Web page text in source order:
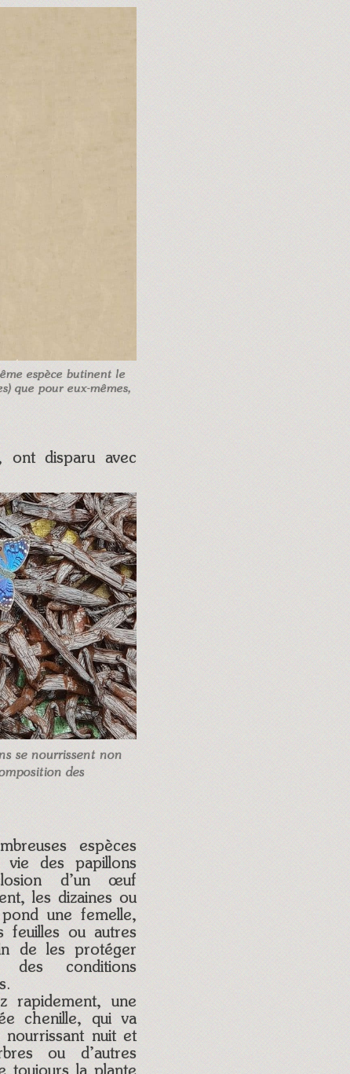
espèce butinent le
que pour eux-mêmes,
ont disparu avec
se nourrissent non
des
espèces
vie des papillons
d’un œuf
les dizaines ou
une femelle,
feuilles ou autres
de les protéger
conditions
rapidement, une
chenille, qui va
nuit et
ou d’autres